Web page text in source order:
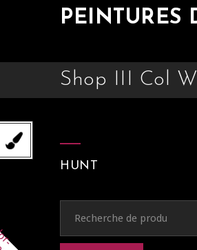
PEINTURES
Shop III Col
HUNT